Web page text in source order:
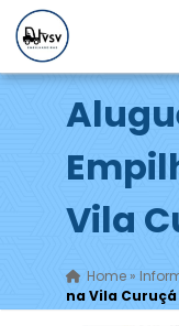
Vila
Home»
na Vila Curuçá